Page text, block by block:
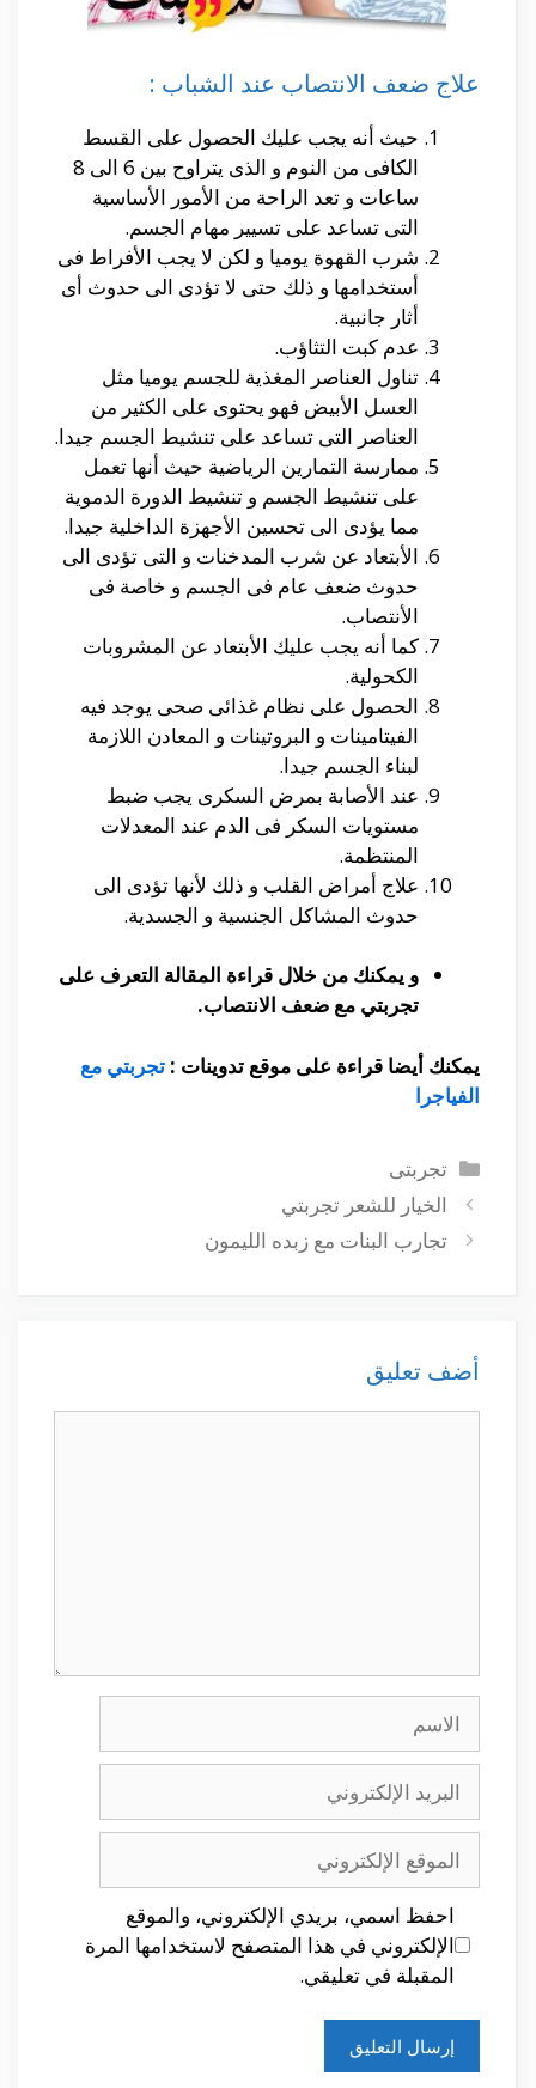
علاج ضعف الانتصاب عند الشباب :
حيث أنه يجب عليك الحصول على القسط
الكافى من النوم و الذى يتراوح بين 6 الى 8
ساعات و تعد الراحة من الأمور الأساسية
التى تساعد على تسيير مهام الجسم.
شرب القهوة يوميا و لكن لا يجب الأفراط فى
أستخدامها و ذلك حتى لا تؤدى الى حدوث أى
أثار جانبية.
عدم كبت التثاؤب.
تناول العناصر المغذية للجسم يوميا مثل
العسل الأبيض فهو يحتوى على الكثير من
العناصر التى تساعد على تنشيط الجسم جيدا.
ممارسة التمارين الرياضية حيث أنها تعمل
على تنشيط الجسم و تنشيط الدورة الدموية
مما يؤدى الى تحسين الأجهزة الداخلية جيدا.
الأبتعاد عن شرب المدخنات و التى تؤدى الى
حدوث ضعف عام فى الجسم و خاصة فى
الأنتصاب.
كما أنه يجب عليك الأبتعاد عن المشروبات
الكحولية.
الحصول على نظام غذائى صحى يوجد فيه
الفيتامينات و البروتينات و المعادن اللازمة
لبناء الجسم جيدا.
عند الأصابة بمرض السكرى يجب ضبط
مستويات السكر فى الدم عند المعدلات
المنتظمة.
علاج أمراض القلب و ذلك لأنها تؤدى الى
حدوث المشاكل الجنسية و الجسدية.
و يمكنك من خلال قراءة المقالة التعرف على
تجربتي مع ضعف الانتصاب.
يمكنك أيضا قراءة على موقع تدوينات : تجربتي مع
الفياجرا
التصنيفات
تجربتى
الخيار للشعر تجربتي
تجارب البنات مع زبده الليمون
أضف تعليق
الإلكتروني
الإلكتروني
احفظ اسمي، بريدي الإلكتروني، والموقع
الإلكتروني في هذا المتصفح لاستخدامها المرة
المقبلة في تعليقي.